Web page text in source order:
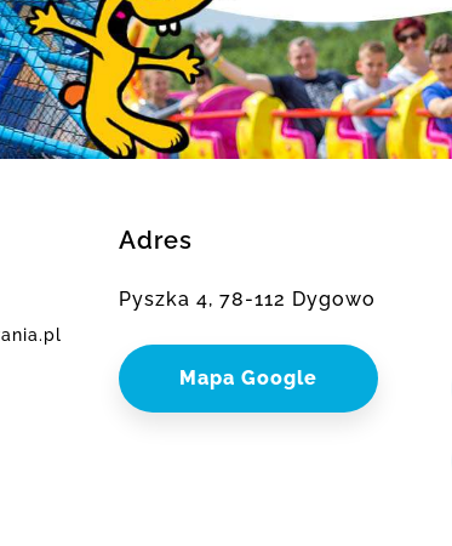
Adres
Pyszka 4, 78-112 Dygowo
Mapa Google